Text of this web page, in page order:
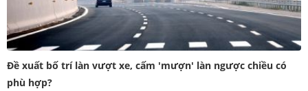
Đề xuất bố trí làn vượt xe, cấm 'mượn' làn ngược chiều có
phù hợp?